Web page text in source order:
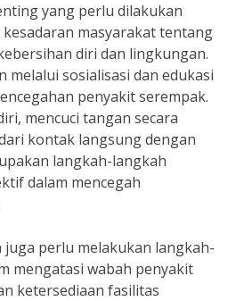
yang perlu dilakukan
masyarakat tentang
diri dan lingkungan.
melalui sosialisasi dan edukasi
penyakit serempak.
mencuci tangan secara
kontak langsung dengan
langkah-langkah
dalam mencegah
perlu melakukan langkah-
mengatasi wabah penyakit
ketersediaan fasilitas